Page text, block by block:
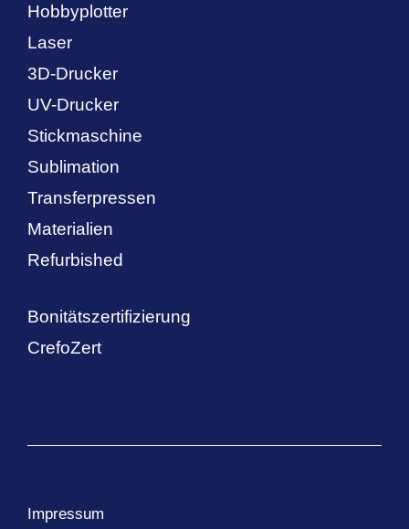
Hobbyplotter
Laser
3D-Drucker
UV-Drucker
Stickmaschine
Sublimation
Transferpressen
Materialien
Refurbished
Bonitätszertifizierung
CrefoZert
Impressum